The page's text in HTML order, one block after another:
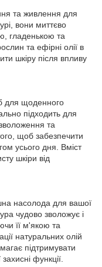
та живлення для
вони миттєво
гладенькою та
та ефірні олії в
шкіру після впливу
для щоденного
підходить для
та
щоб забезпечити
усього дня. Вміст
шкіри від
насолода для вашої
чудово зволожує і
її м'якою та
натуральних олій
підтримувати
функції.